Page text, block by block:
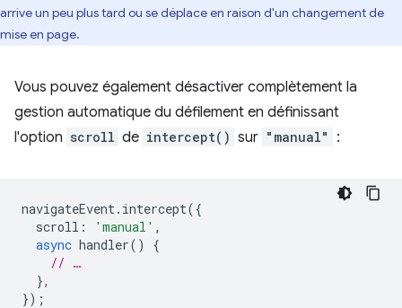
arrive un peu plus tard ou se déplace en raison d'un changement de
mise en page.
Vous pouvez également désactiver complètement la
gestion automatique du défilement en définissant
l'option scroll de intercept() sur "manual" :
navigateEvent. intercept({
scroll : 'manual' ,
async handler()
{
// …
},
});